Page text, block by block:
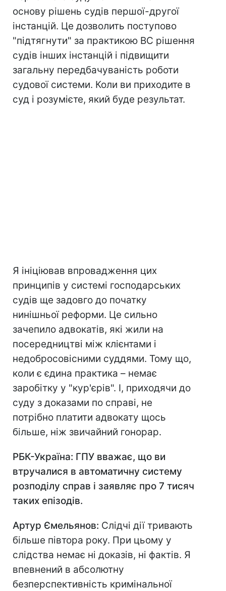
основу рішень судів першої-другої
інстанцій. Це дозволить поступово
"підтягнути" за практикою ВС рішення
судів інших інстанцій і підвищити
загальну передбачуваність роботи
судової системи. Коли ви приходите в
суд і розумієте, який буде результат.
Я ініціював впровадження цих
принципів у системі господарських
судів ще задовго до початку
нинішньої реформи. Це сильно
зачепило адвокатів, які жили на
посередництві між клієнтами і
недобросовісними суддями. Тому що,
коли є єдина практика – немає
заробітку у "кур'єрів". І, приходячи до
суду з доказами по справі, не
потрібно платити адвокату щось
більше, ніж звичайний гонорар.
РБК-Україна: ГПУ вважає, що ви
втручалися в автоматичну систему
розподілу справ і заявляє про 7 тисяч
таких епізодів.
Артур Ємельянов: Слідчі дії тривають
більше півтора року. При цьому у
слідства немає ні доказів, ні фактів. Я
впевнений в абсолютну
безперспективність кримінальної